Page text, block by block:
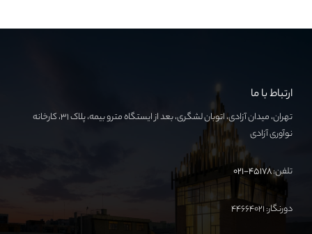
ارتباط با ما
تهران، میدان آزادی، اتوبان لشگری، بعد از ایستگاه مترو بیمه، پلاک ۳۱، کارخانه
نوآوری آزادی
تلفن:۴۵۱۷۸-۰۲۱
دورنگار: ۴۴۶۶۴۰۲۱